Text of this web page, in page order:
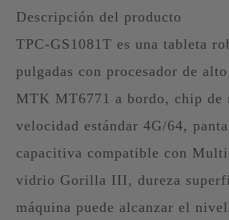
Descripción del producto
TPC-GS1081T es una tableta
pulgadas con procesador de
MTK MT6771 a bordo, chip de
velocidad estándar 4G/64,
capacitiva compatible con
vidrio Gorilla III, dureza
máquina puede alcanzar el